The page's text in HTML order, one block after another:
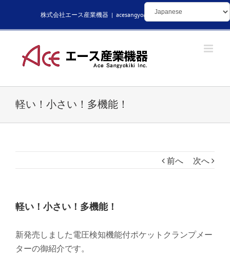
株式会社エース産業機器 | acesangyo@kikaibuhin.com
軽い！小さい！多機能！
前へ 次へ
軽い！小さい！多機能！
新発売しました電圧検知機能付ポケットクランプメー
ターの御紹介です。